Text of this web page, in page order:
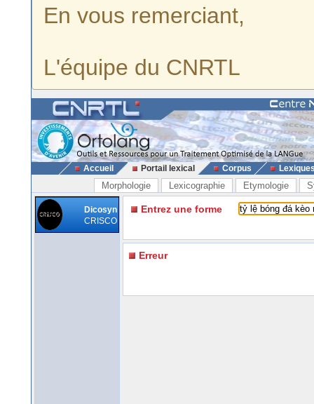
En vous remerciant,
L'équipe du CNRTL
Accueil Portail lexical Corpus
Morphologie Lexicographie Etymologie
Dicosyn
CRISCO
Entrez une forme
Erreur